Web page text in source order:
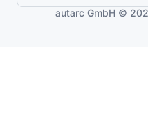
autarc GmbH ©